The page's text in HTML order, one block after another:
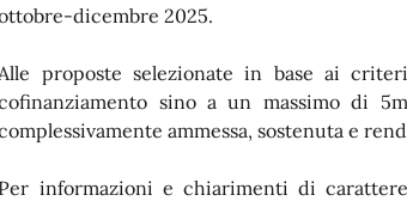
dicembre 2025.
proposte selezionate in base ai
sino a un massimo di
ammessa, sostenuta e
Per informazioni e chiarimenti di